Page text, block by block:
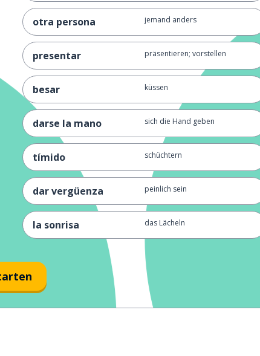
otra persona jemand anders
presentar präsentieren; vorstellen
besar küssen
darse la mano sich die Hand geben
tímido schüchtern
dar vergüenza peinlich sein
la sonrisa das Lächeln
hola hallo
la conversación die Unterhaltung; das Gespräch